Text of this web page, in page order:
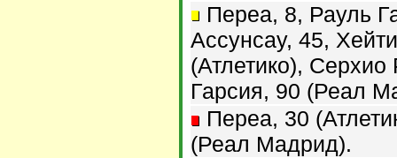
Переа, 8, Рауль
Ассунсау, 45,
(Атлетико),
Гарсия, 90 (Реал
Переа, 30
(Реал Мадрид).